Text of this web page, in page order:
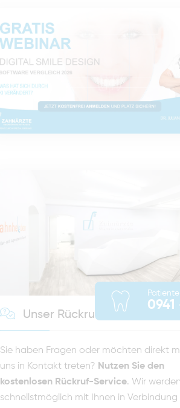
Unser Rückruf-Service
Sie haben Fragen oder möchten direkt
uns in Kontakt treten? Nutzen Sie den
kostenlosen Rückruf-Service. Wir
schnellstmöglich mit Ihnen in Verbindung
0941